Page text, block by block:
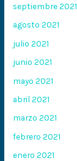
septiembre 2021
agosto 2021
julio 2021
junio 2021
mayo 2021
abril 2021
marzo 2021
febrero 2021
enero 2021